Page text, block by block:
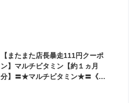
【またまた店長暴走111円クーポ
ン】マルチビタミン【約１ヵ月
分】〓★マルチビタミン★〓《約1